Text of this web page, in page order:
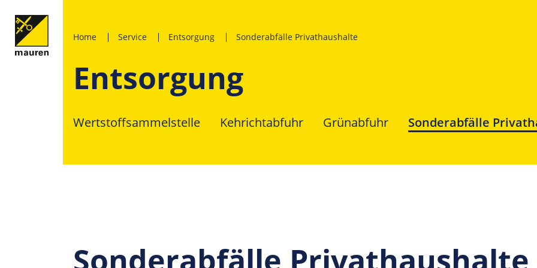
Home Service Entsorgung Sonderabfälle Privathaushalte
Entsorgung
Wertstoffsammelstelle Kehrichtabfuhr Grünabfuhr Sonderabfälle